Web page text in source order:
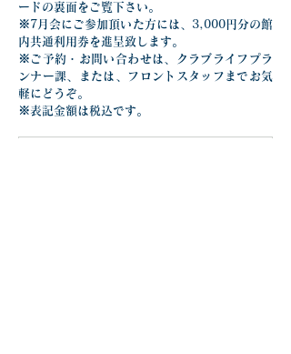
ードの裏面をご覧下さい。
※7月会にご参加頂いた方には、3,000円分の館
内共通利用券を進呈致します。
※ご予約・お問い合わせは、クラブライフプラ
ンナー課、または、フロントスタッフまでお気
軽にどうぞ。
※表記金額は税込です。